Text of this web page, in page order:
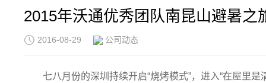
2015年沃通优秀团队南昆山避暑之
2016-08-29 公司动态
七八月份的深圳持续开启“烧烤模式”，进入“在屋里